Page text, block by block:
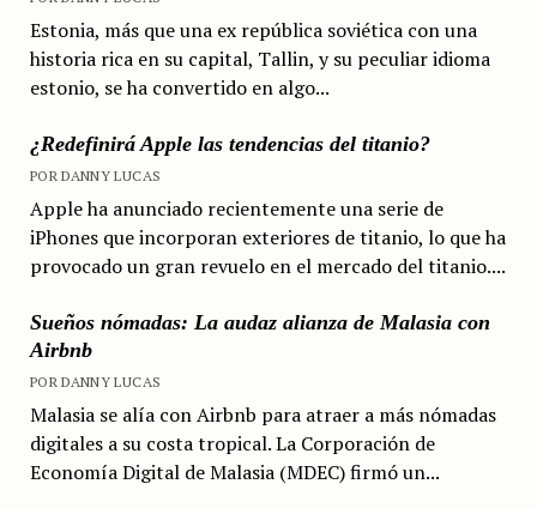
Estonia, más que una ex república soviética con una
historia rica en su capital, Tallin, y su peculiar idioma
estonio, se ha convertido en algo...
¿Redefinirá Apple las tendencias del titanio?
POR DANNY LUCAS
Apple ha anunciado recientemente una serie de
iPhones que incorporan exteriores de titanio, lo que ha
provocado un gran revuelo en el mercado del titanio....
Sueños nómadas: La audaz alianza de Malasia con
Airbnb
POR DANNY LUCAS
Malasia se alía con Airbnb para atraer a más nómadas
digitales a su costa tropical. La Corporación de
Economía Digital de Malasia (MDEC) firmó un...